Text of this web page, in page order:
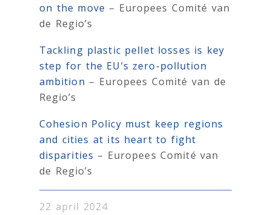
on the move – Europees Comité van
de Regio’s
Tackling plastic pellet losses is key
step for the EU’s zero-pollution
ambition – Europees Comité van de
Regio’s
Cohesion Policy must keep regions
and cities at its heart to fight
disparities – Europees Comité van
de Regio’s
22 april 2024